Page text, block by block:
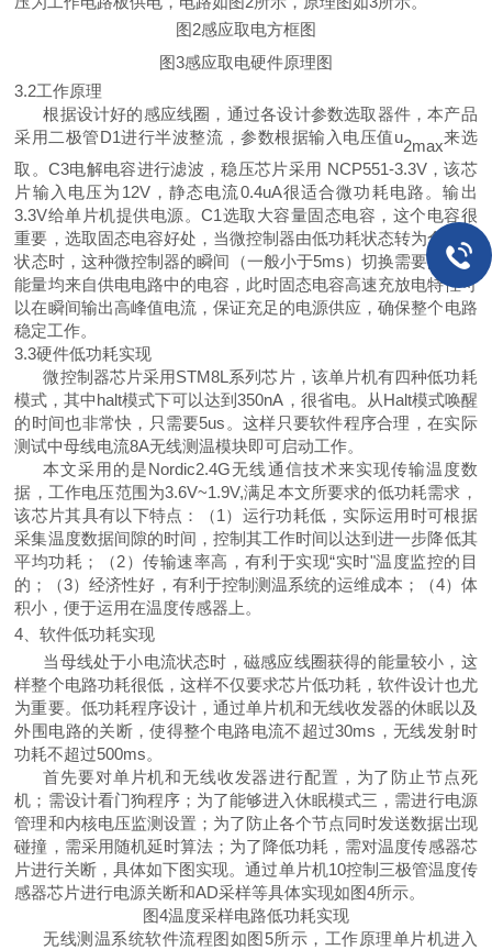
图2感应取电方框图
图3感应取电硬件原理图
3.2工作原理
根据设计好的感应线圈，通过各设计参数选取器件，本产品
采用二极管D1进行半波整流，参数根据输入电压值u2max来选
取。C3电解电容进行滤波 ，稳压芯片采用 NCP551-3.3V，该芯
片输入电压为 12V， 静态电流0.4uA很适合微功耗电路。输出
3.3V给单片机提供电源。C1选取大容量固态电容，这个电容很
重要，选取固态电容好处，当微控制器由低功耗状态转为全负荷
状态时，这种微控制器的瞬间 （一般小于5ms）切换需要的大量
能量均来自供电电路中的电容，此时固态电容高速充放电特性可
以在瞬间输出高峰值电流， 保证充足的电源供应 ，确保整个电路
稳定工作。
3.3硬件低功耗实现
微控制器芯片采用STM8L系列芯片，该单片机有四种低功耗
模式，其中halt模式下可以达到350nA ，很省电。从Halt模式唤醒
的时间也非常快 ， 只需要5us。这样只要软件程序合理，在实际
测试中母线电流8A无线测温模块即可启动工作。
本文采用的是Nordic2.4G无线通信技术来实现传输温度数
据，工作电压范围为3.6V~1.9V,满足本文所要求的低功耗需求，
该芯片其具有以下特点 ：（1）运行功耗低，实际运用时可根据
采集温度数据间隙的时间，控制其工作时间以达到进一步降低其
平均功耗；
（2）传输速率高 ， 有利于实现“实时"温度监控的目
的；
（3）经济性好 ， 有利于控制测温系统的运维成本； （4）体
积小 ，便于运用在温度传感器上。
4、软件低功耗实现
当母线处于小电流状态时，磁感应线圈获得的能量较小 ， 这
样整个电路功耗很低， 这样不仅要求芯片低功耗，软件设计也尤
为重要。低功耗程序设计，通过单片机和无线收发器的休眠以及
外围电路的关断，使得整个电路电流不超过30ms ，无线发射时
功耗不超过500ms。
首先要对单片机和无线收发器进行配置，为了防止节点死
机 ；需设计看门狗程序； 为了能够进入休眠模式三， 需进行电源
管理和内核电压监测设置 ； 为了防止各个节点同时发送数据岀现
碰撞 ，需采用随机延时算法； 为了降低功耗， 需对温度传感器芯
片进行关断，具体如下图实现。通过单片机10控制三极管温度传
感器芯片进行电源关断和AD采样等具体实现如图4所示。
图4温度采样电路低功耗实现
无线测温系统软件流程图如图5所示，工作原理单片机进入